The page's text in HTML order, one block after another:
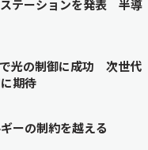
テーションを発表 半導
光の制御に成功 次世代
期待
ーの制約を越える